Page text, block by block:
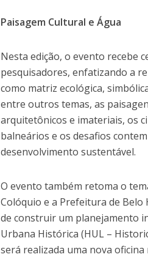
Paisagem Cultural e Água
Nesta edição, o evento recebe
pesquisadores, enfatizando a
como matriz ecológica,
entre outros temas, as
arquitetônicos e imateriais, os
balneários e os desafios
desenvolvimento sustentável.
O evento também retoma o
Colóquio e a Prefeitura de
de construir um planejamento
Urbana Histórica (HUL –
será realizada uma nova